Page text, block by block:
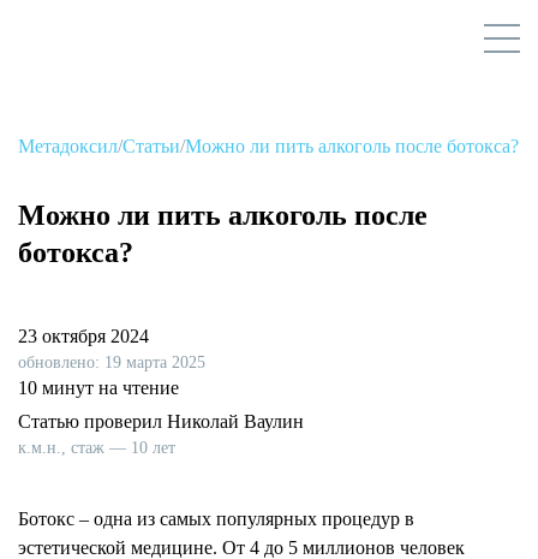
Метадоксил/Статьи/Можно ли пить алкоголь после ботокса?
Можно ли пить алкоголь после
ботокса?
23 октября 2024
обновлено: 19 марта 2025
10 минут на чтение
Статью проверил Николай Ваулин
к.м.н., стаж — 10 лет
Ботокс – одна из самых популярных процедур в
эстетической медицине. От 4 до 5 миллионов человек